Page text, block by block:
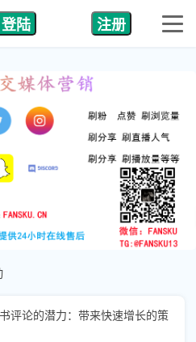
登陆 注册
评论的潜力：带来快速增长的策